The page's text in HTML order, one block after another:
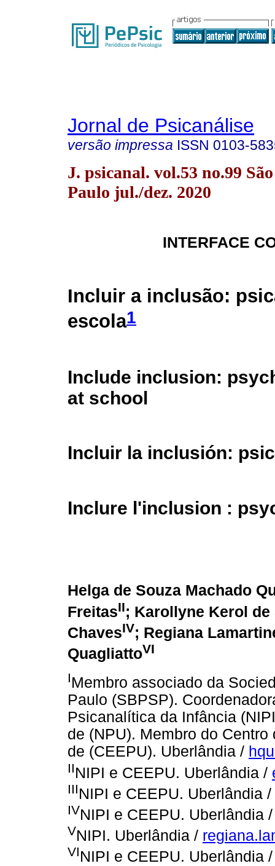
Jornal de Psicanálise
versão impressa ISSN 0103-
J. psicanal. vol.53 no.99 São
Paulo jul./dez. 2020
INTERFACE
Incluir a inclusão:
escola1
Include inclusion:
at school
Incluir la inclusión:
Inclure l'inclusion :
Helga de Souza Machado
FreitasII; Karollyne Kerol de
ChavesIV; Regiana
QuagliattoVI
IMembro associado da
Paulo (SBPSP).
Psicanalítica da Infância
de (NPU). Membro do
de (CEEPU). Uberlândia /
IINIPI e CEEPU. Uberlândia /
IIINIPI e CEEPU. Uberlândia /
IVNIPI e CEEPU. Uberlândia
VNIPI. Uberlândia /
VINIPI e CEEPU. Uberlândia